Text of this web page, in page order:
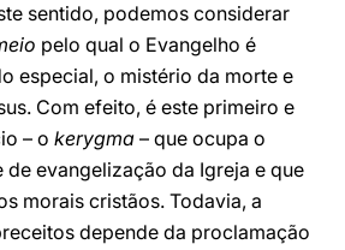
sentido, podemos considerar
pelo qual o Evangelho é
especial, o mistério da morte e
Com efeito, é este primeiro e
– o kerygma – que ocupa o
evangelização da Igreja e que
morais cristãos. Todavia, a
depende da proclamação